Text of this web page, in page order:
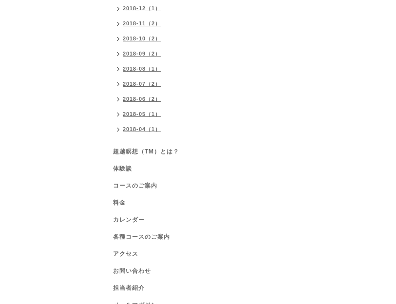
2018-12（1）
2018-11（2）
2018-10（2）
2018-09（2）
2018-08（1）
2018-07（2）
2018-06（2）
2018-05（1）
2018-04（1）
超越瞑想（TM）とは？
体験談
コースのご案内
料金
カレンダー
各種コースのご案内
アクセス
お問い合わせ
担当者紹介